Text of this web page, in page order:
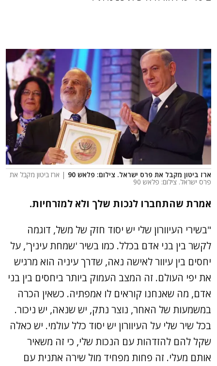
ארז ביטון מקבל את פרס ישראל. צילום: פלאש 90 | ארז ביטון מקבל את
פרס ישראל. צילום: פלאש 90
אמרת שהתחברו לנכות שלך ולא למזרחיות.
"בשירי העיוורון שלי יש יסוד חזק של משל, דוגמה
לקשר בין בני אדם בכלל. כמו בשיר 'שמחת עיניך', על
יחסים בין עיוור לאישה נאה, שדרך עיניה הוא מרגיש
את יפי העולם. זה המצב העמוק ביותר ביחסים בין בני
אדם, מה שאנחנו קוראים לו אמפתיה. כשאין הכרה
במשמעות של האחר, נוצר נתק, יש שנאה, יש ניכור.
בכל שיר שלי על העיוורון יש יסוד כלל עולמי. יש כאלה
שקל להם להזדהות עם הנכות שלי, כי זה משאיר
אותם מעלי. זה פחות מפחיד מול שירה אתנית עם